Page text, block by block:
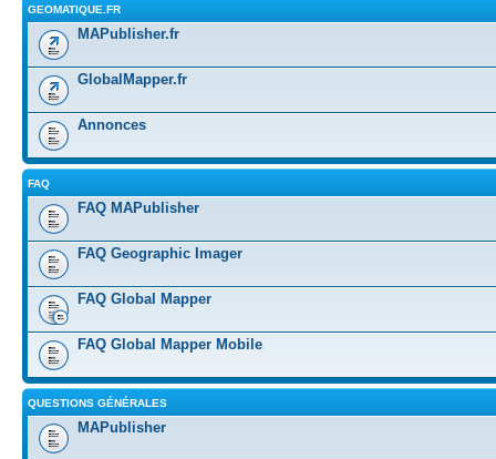
GEOMATIQUE.FR
MAPublisher.fr
GlobalMapper.fr
Annonces
FAQ
FAQ MAPublisher
FAQ Geographic Imager
FAQ Global Mapper
FAQ Global Mapper Mobile
QUESTIONS GÉNÉRALES
MAPublisher